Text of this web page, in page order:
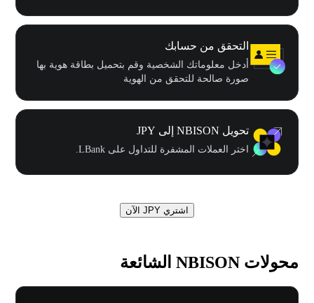
التحقق من حسابك
أدخل معلوماتك الشخصية وقم بتحميل بطاقة هوية بها
صورة صالحة للتحقق من الهوية
تحويل NBISON إلى JPY
اختر العملات المشفرة للتداول على LBank.
اشتري JPY الآن
محولات NBISON الشائعة